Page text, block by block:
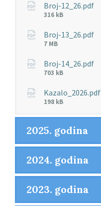
Broj-12_26.pdf
Veličina
316 kB
Broj-13_26.pdf
Veličina
7 MB
Broj-14_26.pdf
Veličina
703 kB
Kazalo_2026.pdf
Veličina
198 kB
2025. godina
2024. godina
2023. godina